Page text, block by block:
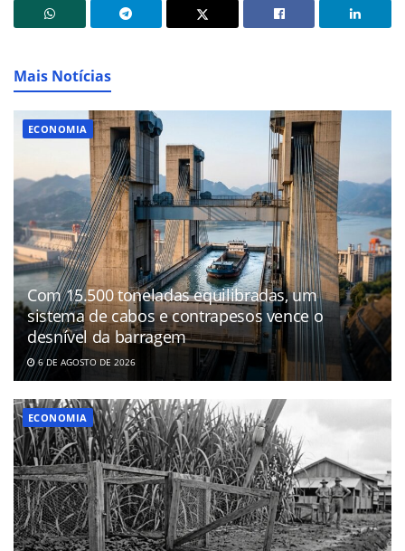
Mais Notícias
ECONOMIA
Com 15.500 toneladas equilibradas, um
sistema de cabos e contrapesos vence o
desnível da barragem
6 DE AGOSTO DE 2026
ECONOMIA